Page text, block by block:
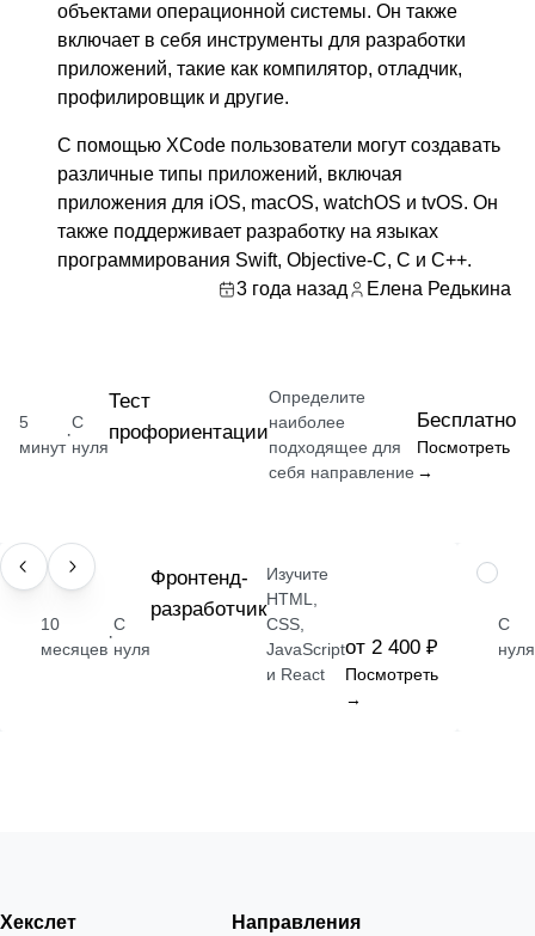
объектами операционной системы. Он также
включает в себя инструменты для разработки
приложений, такие как компилятор, отладчик,
профилировщик и другие.
С помощью XCode пользователи могут создавать
различные типы приложений, включая
приложения для iOS, macOS, watchOS и tvOS. Он
также поддерживает разработку на языках
программирования Swift, Objective-C, C и C++.
3 года назад
Елена Редькина
5
минут
·
С
нуля
Тест
профориентации
Определите
наиболее
подходящее для
себя направление
Бесплатно
Посмотреть
→
ПРОФЕССИЯ
10
месяцев
·
С
нуля
Фронтенд-
разработчик
Изучите
HTML,
CSS,
JavaScript
и React
от 2 400 ₽
Посмотреть
→
НАВЫК
С
нуля
Хекслет Направления